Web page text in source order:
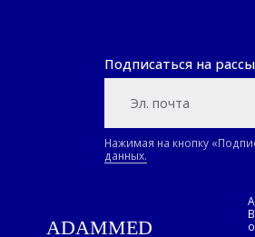
усиление
Безопасность
Подписаться на
Нажимая на кнопку
данных.
ADAMMED